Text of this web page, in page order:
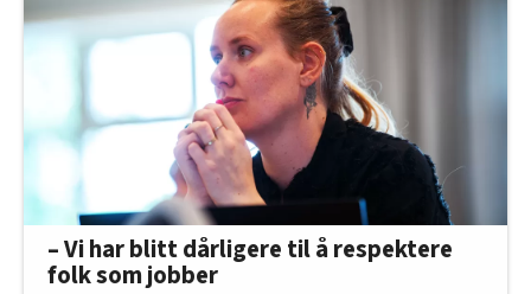
– Vi har blitt dårligere til å respektere
folk som jobber